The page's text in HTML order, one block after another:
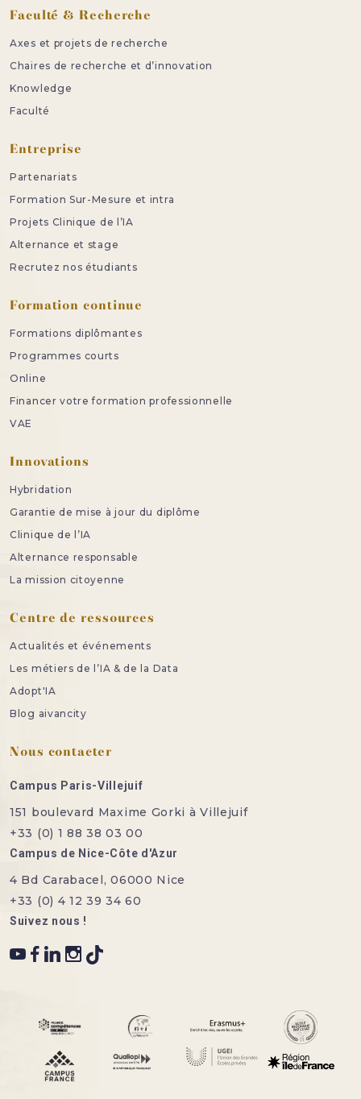
Faculté & Recherche
Axes et projets de recherche
Chaires de recherche et d’innovation
Knowledge
Faculté
Entreprise
Partenariats
Formation Sur-Mesure et intra
Projets Clinique de l’IA
Alternance et stage
Recrutez nos étudiants
Formation continue
Formations diplômantes
Programmes courts
Online
Financer votre formation professionnelle
VAE
Innovations
Hybridation
Garantie de mise à jour du diplôme
Clinique de l’IA
Alternance responsable
La mission citoyenne
Centre de ressources
Actualités et événements
Les métiers de l’IA & de la Data
Adopt'IA
Blog aivancity
Nous contacter
Campus Paris-Villejuif
151 boulevard Maxime Gorki à Villejuif
+33 (0) 1 88 38 03 00
Campus de Nice-Côte d'Azur
4 Bd Carabacel, 06000 Nice
+33 (0) 4 12 39 34 60
Suivez nous !